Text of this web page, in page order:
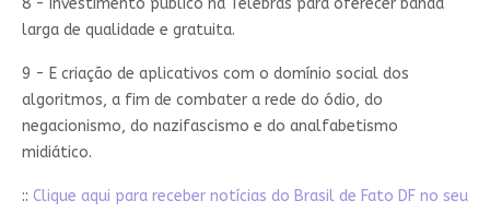
8 - Investimento público na Telebras para oferecer banda
larga de qualidade e gratuita.
9 - E criação de aplicativos com o domínio social dos
algoritmos, a fim de combater a rede do ódio, do
negacionismo, do nazifascismo e do analfabetismo
midiático.
:: Clique aqui para receber notícias do Brasil de Fato DF no seu